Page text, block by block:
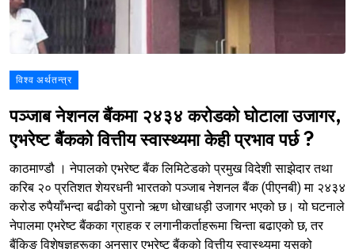
विश्व अर्थतन्त्र
पञ्जाब नेशनल बैंकमा २४३४ करोडको घोटाला उजागर,
एभरेष्ट बैंकको वित्तीय स्वास्थ्यमा केही प्रभाव पर्छ ?
काठमाण्डौ । नेपालको एभरेष्ट बैंक लिमिटेडको प्रमुख विदेशी साझेदार तथा
करिब २० प्रतिशत शेयरधनी भारतको पञ्जाब नेशनल बैंक (पीएनबी) मा २४३४
करोड रुपैयाँभन्दा बढीको पुरानो ऋण धोखाधड़ी उजागर भएको छ। यो घटनाले
नेपालमा एभरेष्ट बैंकका ग्राहक र लगानीकर्ताहरूमा चिन्ता बढाएको छ, तर
बैंकिङ विशेषज्ञहरूका अनुसार एभरेष्ट बैंकको वित्तीय स्वास्थ्यमा यसको